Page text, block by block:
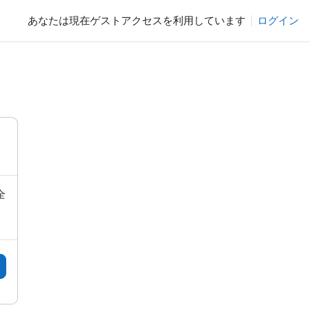
あなたは現在ゲストアクセスを利用しています ログイン